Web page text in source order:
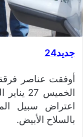
جديد24
أوفقت عناصر فرقة
اعتراض سبيل
بالسلاح الأبيض.